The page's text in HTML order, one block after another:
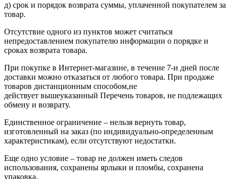
д) срок и порядок возврата суммы, уплаченной покупателем за
товар.
Отсутствие одного из пунктов может считаться
непредоставлением покупателю информации о порядке и
сроках возврата товара.
При покупке в Интернет-магазине, в течение 7-и дней после
доставки можно отказаться от любого товара. При продаже
товаров дистанционным способом,не
действует вышеуказанный Перечень товаров, не подлежащих
обмену и возврату.
Единственное ограничение – нельзя вернуть товар,
изготовленный на заказ (по индивидуально-определенным
характеристикам), если отсутствуют недостатки.
Еще одно условие – товар не должен иметь следов
использования, сохранены ярлыки и пломбы, сохранена
упаковка.